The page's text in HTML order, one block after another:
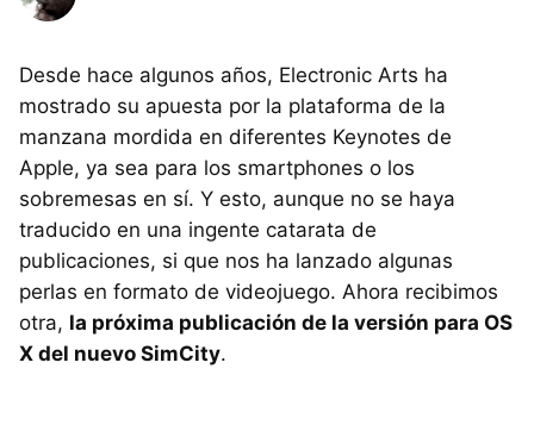
Desde hace algunos años, Electronic Arts ha
mostrado su apuesta por la plataforma de la
manzana mordida en diferentes Keynotes de
Apple, ya sea para los smartphones o los
sobremesas en sí. Y esto, aunque no se haya
traducido en una ingente catarata de
publicaciones, si que nos ha lanzado algunas
perlas en formato de videojuego. Ahora recibimos
otra, la próxima publicación de la versión para OS
X del nuevo SimCity.